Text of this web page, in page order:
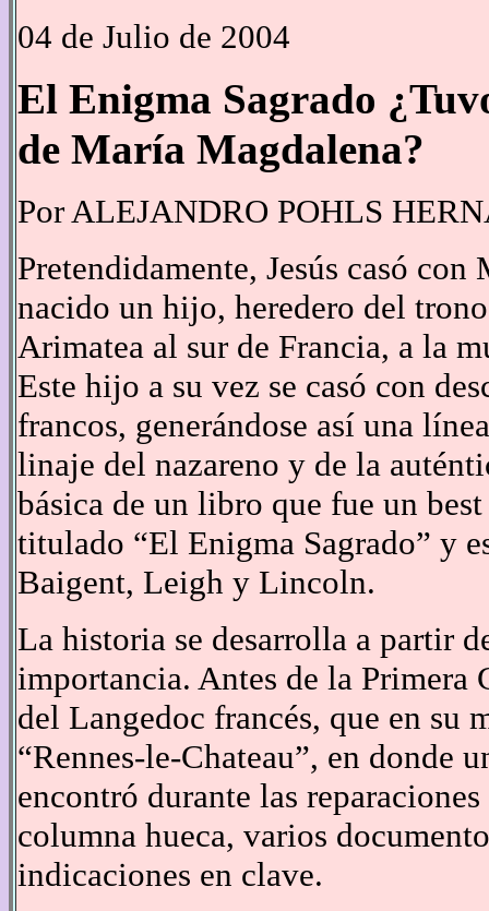
04 de Julio de 2004
El Enigma Sagrado
de María Magdalena?
Por ALEJANDRO POHLS
Pretendidamente, Jesús casó
nacido un hijo, heredero del
Arimatea al sur de Francia, a la
Este hijo a su vez se casó con
francos, generándose así una
linaje del nazareno y de la
básica de un libro que fue un
titulado “El Enigma Sagrado” y
Baigent, Leigh y Lincoln.
La historia se desarrolla a partir
importancia. Antes de la Primera
del Langedoc francés, que en su
“Rennes-le-Chateau”, en donde
encontró durante las
columna hueca, varios
indicaciones en clave.